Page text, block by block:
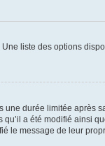
liste des options
une durée limitée après
a été modifié ainsi
le message de leur